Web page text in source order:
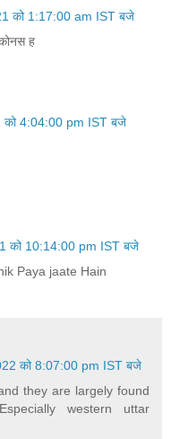
को 1:17:00 am IST बजे
ह
को 4:04:00 pm IST बजे
को 10:14:00 pm IST बजे
Paya jaate Hain
को 8:07:00 pm IST बजे
they are largely found
western uttar